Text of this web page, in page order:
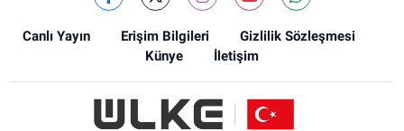
Canlı Yayın Erişim Bilgileri
Gizlilik Sözleşmesi
Künye
İletişim